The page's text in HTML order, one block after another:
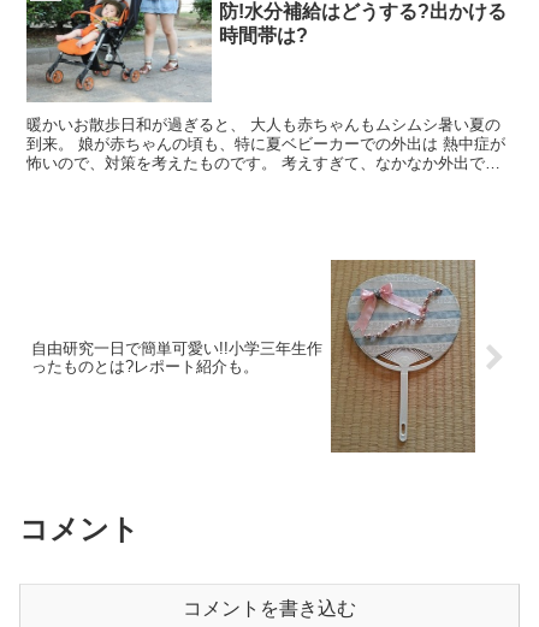
防!水分補給はどうする?出かける
時間帯は?
暖かいお散歩日和が過ぎると、 大人も赤ちゃんもムシムシ暑い夏の
到来。 娘が赤ちゃんの頃も、特に夏ベビーカーでの外出は 熱中症が
怖いので、対策を考えたものです。 考えすぎて、なかなか外出でき
自由研究一日で簡単可愛い!!小学三年生作
ったものとは?レポート紹介も。
コメント
コメントを書き込む